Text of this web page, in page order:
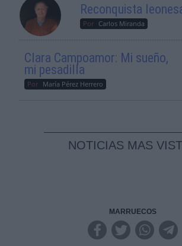
Reconquista
Por Carlos Miranda
Clara Campoamor: Mi sueño,
mi pesadilla
Por María Pérez Herrero
NOTICIAS MAS
MARRUECOS